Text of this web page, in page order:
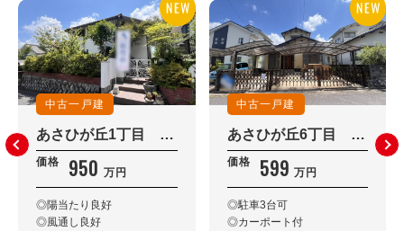
中古一戸建
あさひが丘1丁目 戸建住宅
価格 950 万円
◎陽当たり良好
◎風通し良好
中古一戸建
あさひが丘6丁目 戸建住宅
価格 599 万円
◎駐車3台可
◎カーポート付